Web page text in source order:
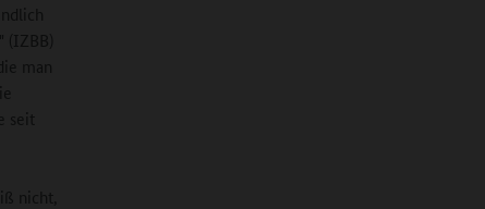
man
seit
nicht,